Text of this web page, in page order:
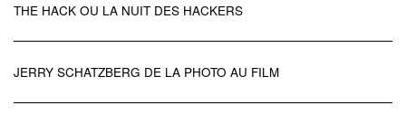
THE HACK OU LA NUIT DES HACKERS
JERRY SCHATZBERG DE LA PHOTO AU FILM